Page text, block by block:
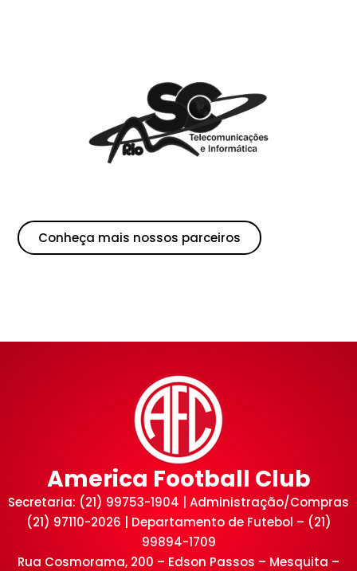
Conheça mais nossos parceiros
America Football Club
Secretaria: (21) 99753-1904 | Administração/Compras
(21) 97110-2026 | Departamento de Futebol – (21)
99894-1709
Rua Cosmorama, 200 – Edson Passos – Mesquita –